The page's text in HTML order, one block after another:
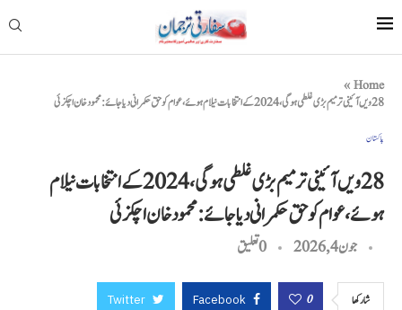
Home
»
28ویں آئینی ترمیم بڑی غلطی ہوگی، 2024 کے انتخابات نیلام ہوئے، عوام کو حق حکمرانی دیا جائے: محمود خان اچکزئی
پاکستان
28ویں آئینی ترمیم بڑی غلطی ہوگی، 2024 کے انتخابات نیلام
ہوئے، عوام کو حق حکمرانی دیا جائے: محمود خان اچکزئی
جون 4, 2026 0 تعليق
شاركها 0
Facebook
Twitter